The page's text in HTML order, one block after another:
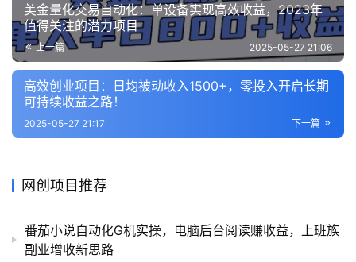
美金量化交易自动化：单设备实现高效收益，2023年
值得关注的潜力项目
上一篇 2025-05-27 21:06
高效创业项目：日均被动收入1500+，零投入开启长期
可持续收益之路！
下一篇
2025-05-27 21:17
网创项目推荐
番茄小说自动化G机实操，电脑后台阅读赚收益，上班族
副业增收新思路